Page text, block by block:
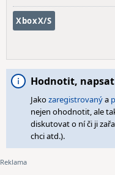
XboxX/S
Hodnotit,
Jakozaregistrovanýa
nejen ohodnotit, ale
diskutovat o ní či ji
chci atd.).